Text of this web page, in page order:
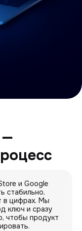
и Google
стабильно,
в цифрах. Мы
ключ и сразу
чтобы продукт